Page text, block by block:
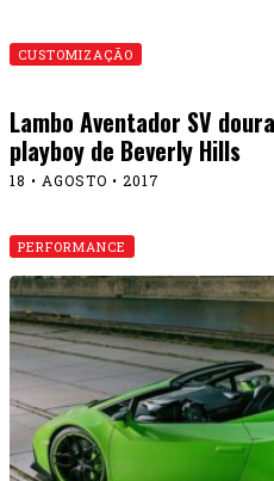
CUSTOMIZAÇÃO
Lambo Aventador SV
playboy de Beverly Hills
18 • AGOSTO • 2017
PERFORMANCE